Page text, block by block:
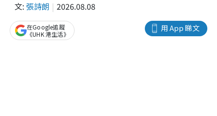
文: 張詩朗 2026.08.08
用 App 睇文
在Google追蹤
《UHK 港生活》